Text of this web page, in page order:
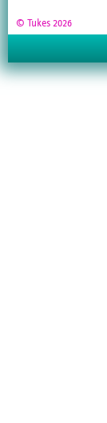
© Tukes 2026